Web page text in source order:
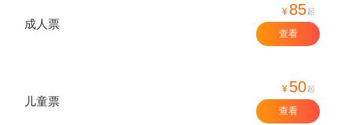
成人票
¥ 85起
查看
儿童票
¥ 50起
查看